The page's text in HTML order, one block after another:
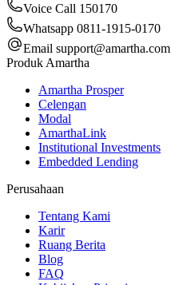
Voice Call 150170
Whatsapp 0811-1915-0170
Email support@amartha.com
Produk Amartha
Amartha Prosper
Celengan
Modal
AmarthaLink
Institutional Investments
Embedded Lending
Perusahaan
Tentang Kami
Karir
Ruang Berita
Blog
FAQ